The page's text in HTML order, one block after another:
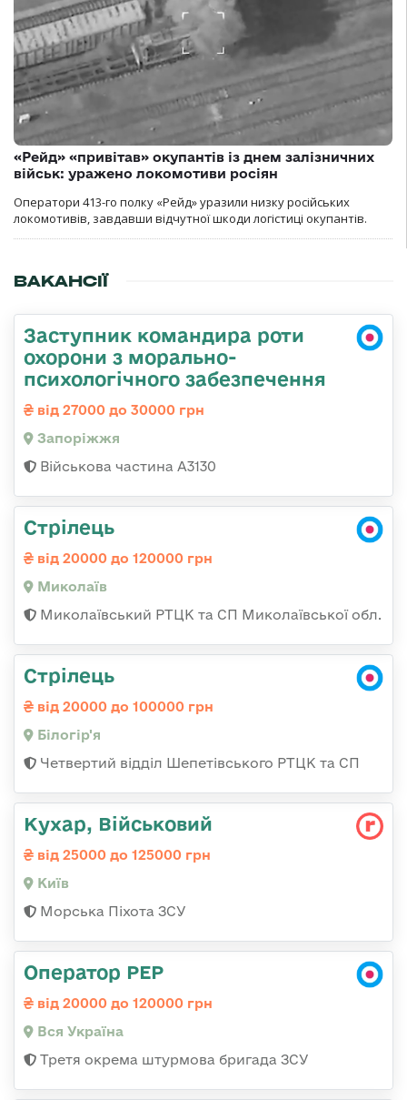
«Рейд» «привітав» окупантів із днем залізничних
військ: уражено локомотиви росіян
Оператори 413-го полку «Рейд» уразили низку російських
локомотивів, завдавши відчутної шкоди логістиці окупантів.
ВАКАНСІЇ
Заступник командира роти
охорони з морально-
психологічного забезпечення
від 27000 до 30000 грн
Запоріжжя
Військова частина А3130
Стрілець
від 20000 до 120000 грн
Миколаїв
Миколаївський РТЦК та СП Миколаївської обл.
Стрілець
від 20000 до 100000 грн
Білогір'я
Четвертий відділ Шепетівського РТЦК та СП
Кухар, Військовий
від 25000 до 125000 грн
Київ
Морська Піхота ЗСУ
Оператор РЕР
від 20000 до 120000 грн
Вся Україна
Третя окрема штурмова бригада ЗСУ